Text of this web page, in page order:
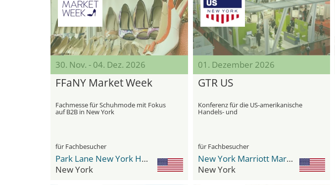
30. Nov. - 04. Dez. 2026
FFaNY Market Week
Fachmesse für Schuhmode mit Fokus
auf B2B in New York
für Fachbesucher
Park Lane New York Hotel
New York
01. Dezember 2026
GTR US
Konferenz für die US-amerikanische
Handels- und
für Fachbesucher
New York Marriott Marquis
New York